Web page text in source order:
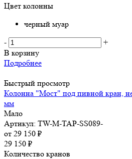
Цвет колонны
черный муар
-
+
В корзину
Подробнее
Быстрый просмотр
Колонна "Мост" под пивной кран,
мм
Мало
Артикул: TW-M-TAP-SS089-
от 29 150 ₽
29 150 ₽
Количество кранов